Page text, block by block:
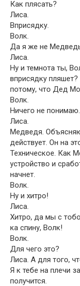
Как плясать?
Лиса.
Вприсядку.
Волк.
Да я же не
Лиса.
Ну и темнота ты,
вприсядку
потому, что Дед
Волк.
Ничего не
Лиса.
Медведя.
действует. Он на
Техническое. Как
устройство и
начнет.
Волк.
Ну и хитро!
Лиса.
Хитро, да мы с
ка спину, Волк!
Волк.
Для чего это?
Лиса. А для того,
Я к тебе на плечи
получится.